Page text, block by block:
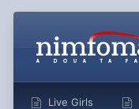
Live Girls